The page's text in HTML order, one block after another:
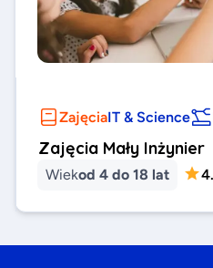
ZajęciaIT & Science
Zajęcia Mały Inżynier
Wiekod 4 do 18 lat